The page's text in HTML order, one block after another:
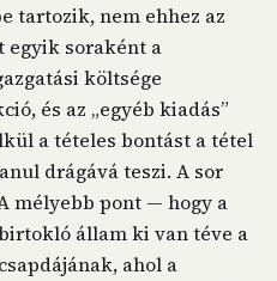
tartozik, nem ehhez az
egyik soraként a
költsége
és az „egyéb kiadás”
a tételes bontást a tétel
drágává teszi. A sor
mélyebb pont — hogy a
állam ki van téve a
ahol a